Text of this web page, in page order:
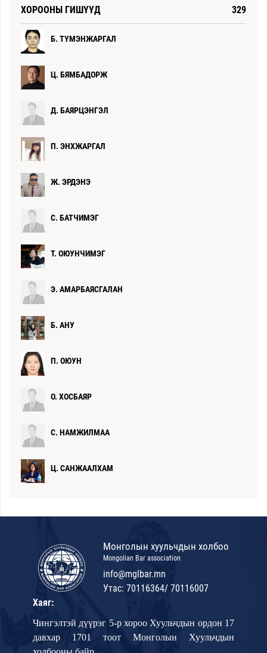
ХОРООНЫ ГИШҮҮД 329
Б. ТҮМЭНЖАРГАЛ
Ц. БЯМБАДОРЖ
Д. БАЯРЦЭНГЭЛ
П. ЭНХЖАРГАЛ
Ж. ЭРДЭНЭ
С. БАТЧИМЭГ
Т. ОЮУНЧИМЭГ
Э. АМАРБАЯСГАЛАН
Б. АНУ
П. ОЮУН
О. ХОСБАЯР
С. НАМЖИЛМАА
Ц. САНЖААЛХАМ
Н. ЭНХЧИМЭГ
Э. ГАНХӨЛӨГ
Удирдах зөвлөлийн гишүүн
Ч. ОТГОНБААТАР
Монголын хуульчдын холбоо
Mongolian Bar association
info@mglbar.mn
Утас: 70116364/ 70116007
Хаяг:
Чингэлтэй дүүрэг 5-р хороо Хуульчдын ордон 17
давхар 1701 тоот Монголын Хуульчдын